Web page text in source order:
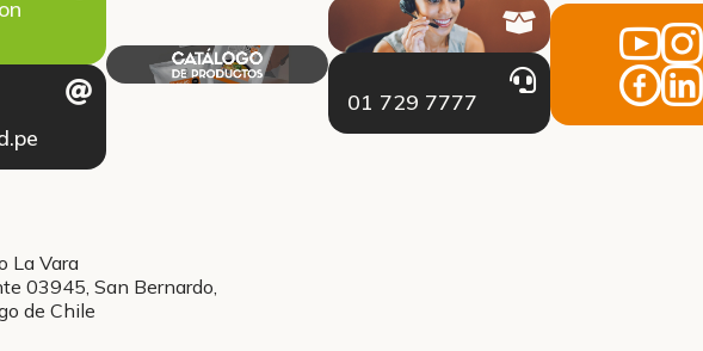
01 729 7777
La Vara
03945, San Bernardo,
de Chile